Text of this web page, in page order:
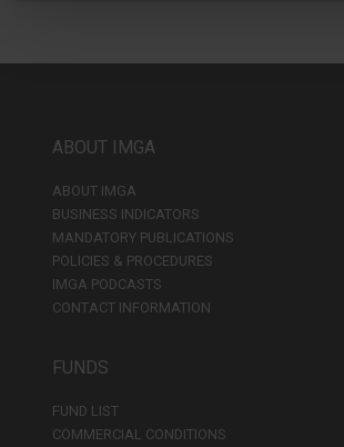
ABOUT IMGA
ABOUT IMGA
BUSINESS INDICATORS
MANDATORY PUBLICATIONS
POLICIES & PROCEDURES
IMGA PODCASTS
CONTACT INFORMATION
FUNDS
FUND LIST
COMMERCIAL CONDITIONS